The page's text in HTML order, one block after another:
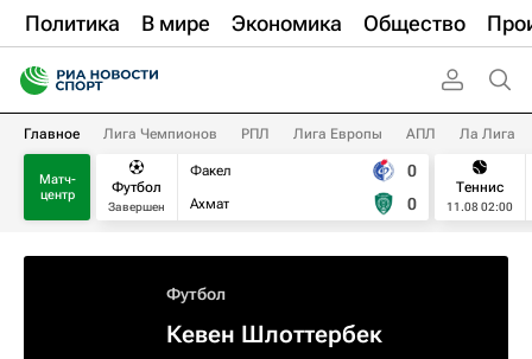
Политика В мире Экономика Общество
Главное Лига Чемпионов РПЛ Лига Европы АПЛ Ла Лига
Матч-
центр
Футбол
Завершен
Факел
Ахмат
0
0
Теннис
11.08 02:00
Футбол
Кевен Шлоттербек